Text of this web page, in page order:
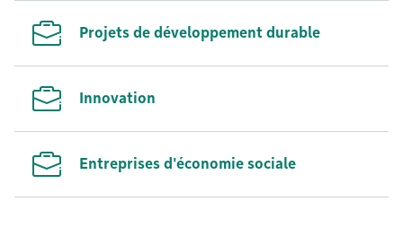
Projets de développement durable
Innovation
Entreprises d'économie sociale